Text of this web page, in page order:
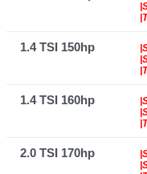
1.4 TSI 150hp
1.4 TSI 160hp
2.0 TSI 170hp